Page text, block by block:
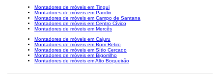
Montadores de móveis em Tingui
Montadores de móveis em Parolin
Montadores de móveis em Campo de Santana
Montadores de móveis em Centro Cívico
Montadores de móveis em Mercês
Montadores de móveis em Cajuru
Montadores de móveis em Bom Retiro
Montadores de móveis em Sítio Cercado
Montadores de móveis em Bigorrilho
Montadores de móveis em Alto Boqueirão